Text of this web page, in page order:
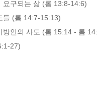
요구되는 삶 (롬 13:8-14:6)
들 (롬 14:7-15:13)
인의 사도 (롬 15:14 - 롬
27)